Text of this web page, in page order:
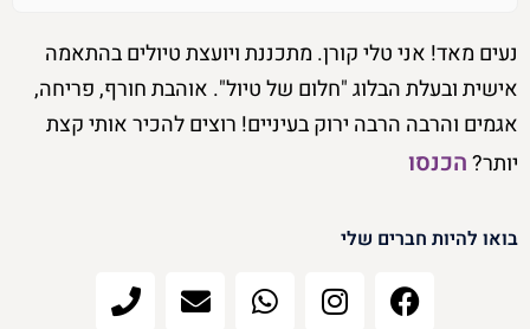
נעים מאד! אני טלי קורן. מתכננת ויועצת טיולים בהתאמה
אישית ובעלת הבלוג "חלום של טיול". אוהבת חורף, פריחה,
אגמים והרבה הרבה ירוק בעיניים! רוצים להכיר אותי קצת
יותר?הכנסו
בואו להיות חברים שלי